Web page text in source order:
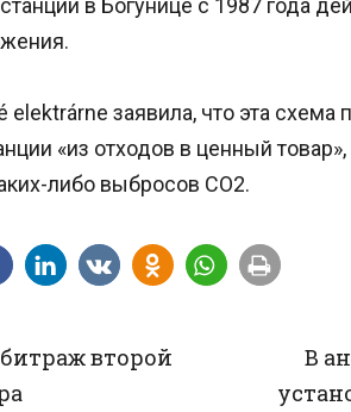
заявила, что эта схема
«из отходов в ценный
либо выбросов CO2.
второй
В